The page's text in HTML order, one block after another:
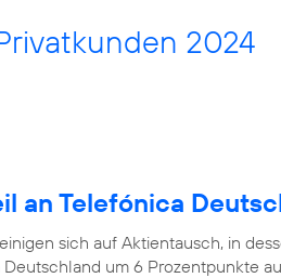
2024
an Telefónica
sich auf Aktientausch, in
um 6 Prozentpunkte